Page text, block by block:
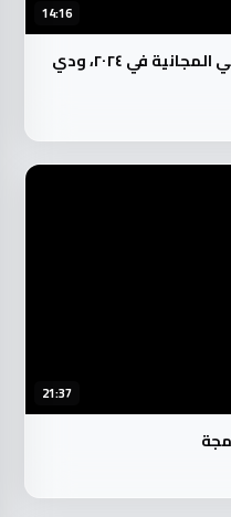
14:16
جربت كل أدوات الذكاء الاصطناعي المجانية في ٢٠٢٤، ودي
21:37